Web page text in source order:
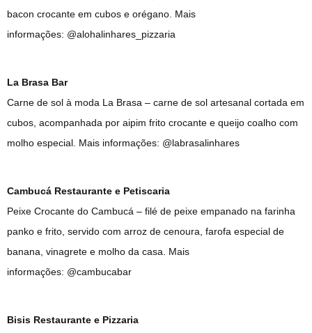
bacon crocante em cubos e orégano. Mais
informações: @alohalinhares_pizzaria
La Brasa Bar
Carne de sol à moda La Brasa – carne de sol artesanal cortada em
cubos, acompanhada por aipim frito crocante e queijo coalho com
molho especial. Mais informações: @labrasalinhares
Cambucá Restaurante e Petiscaria
Peixe Crocante do Cambucá – filé de peixe empanado na farinha
panko e frito, servido com arroz de cenoura, farofa especial de
banana, vinagrete e molho da casa. Mais
informações: @cambucabar
Bisis Restaurante e Pizzaria